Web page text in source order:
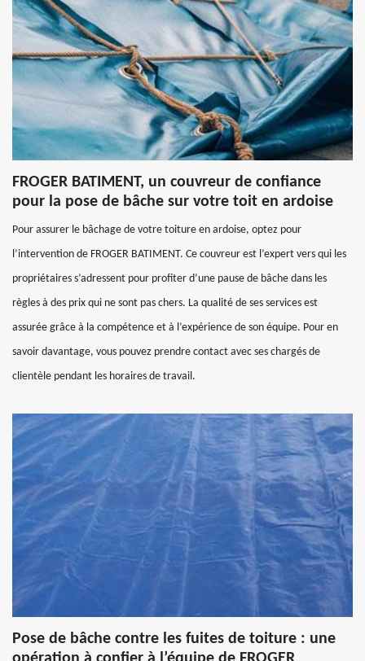
FROGER BATIMENT, un couvreur de confiance
pour la pose de bâche sur votre toit en ardoise
Pour assurer le bâchage de votre toiture en ardoise, optez pour
l’intervention de FROGER BATIMENT. Ce couvreur est l’expert vers qui les
propriétaires s’adressent pour profiter d’une pause de bâche dans les
règles à des prix qui ne sont pas chers. La qualité de ses services est
assurée grâce à la compétence et à l’expérience de son équipe. Pour en
savoir davantage, vous pouvez prendre contact avec ses chargés de
clientèle pendant les horaires de travail.
Pose de bâche contre les fuites de toiture : une